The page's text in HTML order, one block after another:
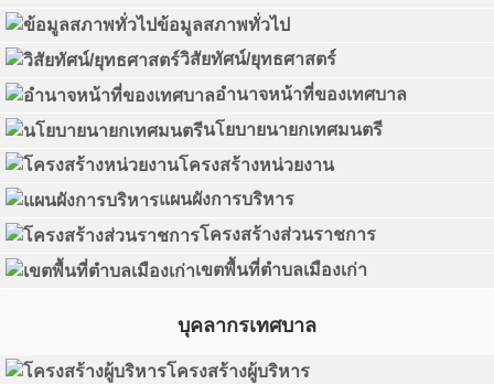
ข้อมูลสภาพทั่วไป
วิสัยทัศน์/ยุทธศาสตร์
อำนาจหน้าที่ของเทศบาล
นโยบายนายกเทศมนตรี
โครงสร้างหน่วยงาน
แผนผังการบริหาร
โครงสร้างส่วนราชการ
เขตพื้นที่ตำบลเมืองเก่า
บุคลากรเทศบาล
โครงสร้างผู้บริหาร